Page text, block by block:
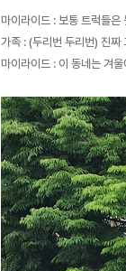
마이라이드 : 보통 트럭들
가족 : (두리번 두리번) 진짜
마이라이드 : 이 동네는 겨